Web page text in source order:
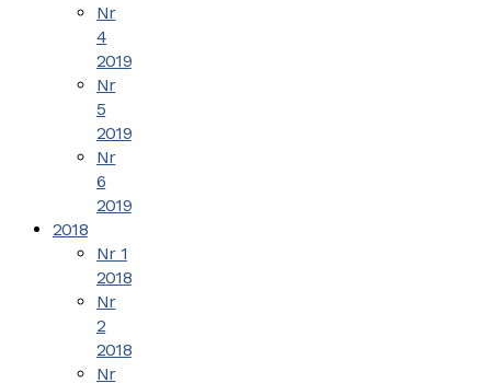
Nr
4
2019
Nr
5
2019
Nr
6
2019
2018
Nr 1
2018
Nr
2
2018
Nr